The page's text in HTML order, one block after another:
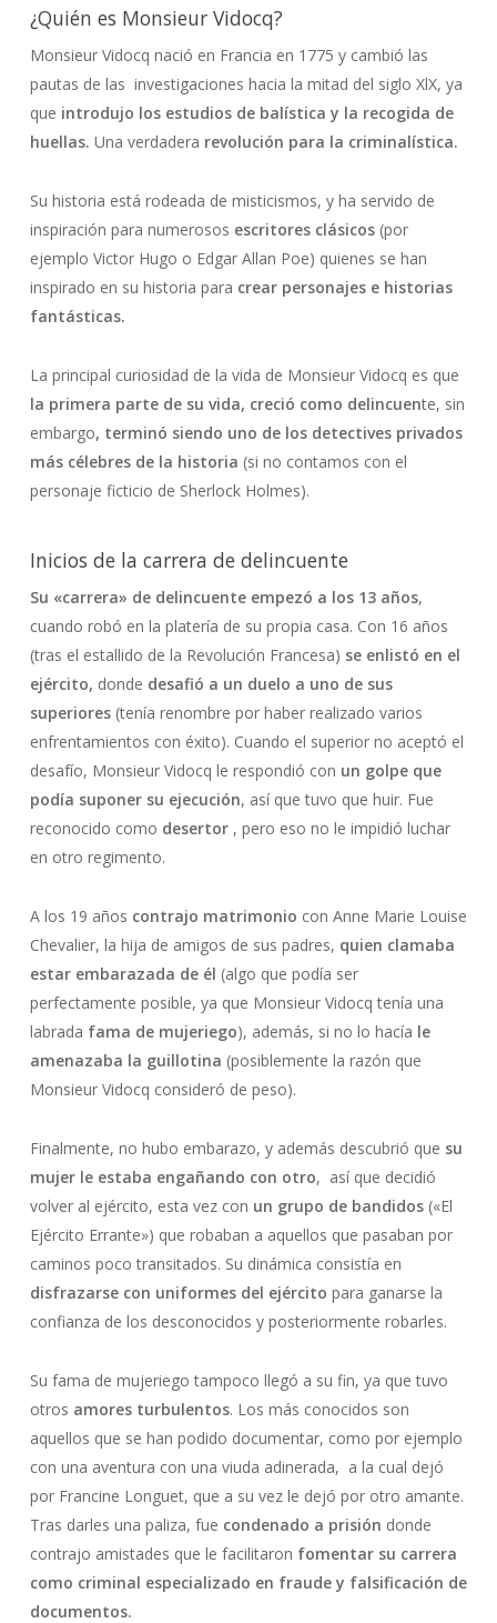
¿Quién es Monsieur Vidocq?
Monsieur Vidocq nació en Francia en 1775 y cambió las
pautas de las investigaciones hacia la mitad del siglo XlX, ya
que introdujo los estudios de balística y la recogida de
huellas. Una verdadera revolución para la criminalística.
Su historia está rodeada de misticismos, y ha servido de
inspiración para numerosos escritores clásicos(por
ejemplo Victor Hugo o Edgar Allan Poe) quienes se han
inspirado en su historia para crear personajes e historias
fantásticas.
La principal curiosidad de la vida de Monsieur Vidocq es que
la primera parte de su vida, creció como delincuente, sin
embargo, terminó siendo uno de los detectives privados
más célebres de la historia (si no contamos con el
personaje ficticio de Sherlock Holmes).
Inicios de la carrera de delincuente
Su «carrera» de delincuente empezó a los 13 años,
cuando robó en la platería de su propia casa. Con 16 años
(tras el estallido de la Revolución Francesa) se enlistó en el
ejército, donde desafió a un duelo a uno de sus
superiores(tenía renombre por haber realizado varios
enfrentamientos con éxito). Cuando el superior no aceptó el
desafío, Monsieur Vidocq le respondió con un golpe que
podía suponer su ejecución, así que tuvo que huir. Fue
reconocido como desertor, pero eso no le impidió luchar
en otro regimento.
A los 19 años contrajo matrimonio con Anne Marie Louise
Chevalier, la hija de amigos de sus padres, quien clamaba
estar embarazada de él (algo que podía ser
perfectamente posible, ya que Monsieur Vidocq tenía una
labrada fama de mujeriego), además, si no lo hacía le
amenazaba la guillotina (posiblemente la razón que
Monsieur Vidocq consideró de peso).
Finalmente, no hubo embarazo, y además descubrió que su
mujer le estaba engañando con otro, así que decidió
volver al ejército, esta vez con un grupo de bandidos(«El
Ejército Errante») que robaban a aquellos que pasaban por
caminos poco transitados. Su dinámica consistía en
disfrazarse con uniformes del ejército para ganarse la
confianza de los desconocidos y posteriormente robarles.
Su fama de mujeriego tampoco llegó a su fin, ya que tuvo
otros amores turbulentos. Los más conocidos son
aquellos que se han podido documentar, como por ejemplo
con una aventura con una viuda adinerada, a la cual dejó
por Francine Longuet, que a su vez le dejó por otro amante.
Tras darles una paliza, fue condenado a prisión donde
contrajo amistades que le facilitaron fomentar su carrera
como criminal especializado en fraude y falsificación de
documentos.